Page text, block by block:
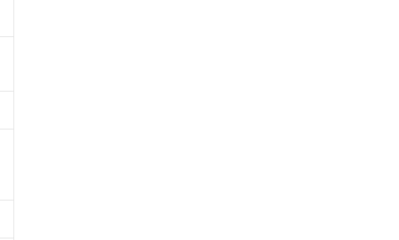
るものではありません。
は出荷製品に未対応品が
り、2022年1月12日よ